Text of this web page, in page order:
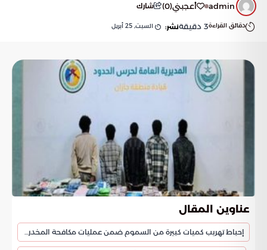
admin أعجبني(
0
) شارك
دقائق القراءة3 دقيقةنشر: السبت, 25 أبريل
عناوين المقال
إحباط تهريب كميات كبيرة من السموم ضمن عمليات مكافحة المخدرات في جازان